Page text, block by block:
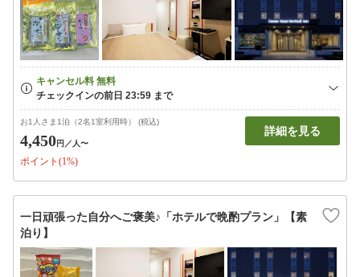
お1人さま1泊（2名1室利用時） (税込)
4,450円 ／人〜
ポイント(1%)
詳細を見る
一日頑張った自分へご褒美♪「ホテルで晩酌プラン」【素
泊り】